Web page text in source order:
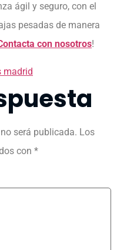
ágil y seguro, con el
pesadas de manera
con nosotros!
madrid
será publicada. Los
con *